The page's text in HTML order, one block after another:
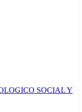
SOCIAL Y